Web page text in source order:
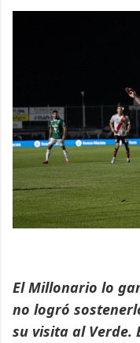
El Millonario lo
no logró
su visita al Verde.